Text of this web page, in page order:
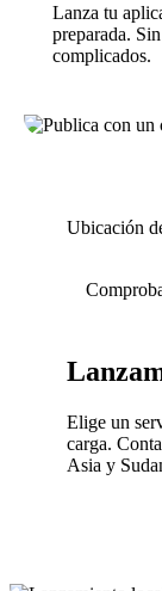
Lanza tu
preparada.
complicados.
Ubicación
Elige un
carga.
Asia y